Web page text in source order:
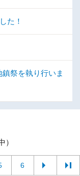
た！
祭を執り行いま
）
6